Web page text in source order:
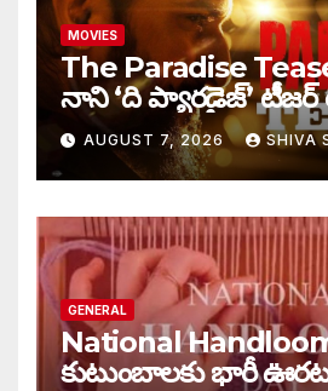
MOVIES
The Paradise
నాని ‘ది ప్యారడైజ్’ టీజర్
AUGUST 7, 2026 SHIVA
GENERAL
National
కుటుంబాలకు భారీ